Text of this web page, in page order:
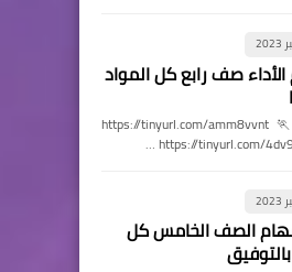
صف رابع كل المواد
حمل كل المهام بدون حل 👇🏃 https://tinyurl.com/amm8vvnt
الصف الخامس كل